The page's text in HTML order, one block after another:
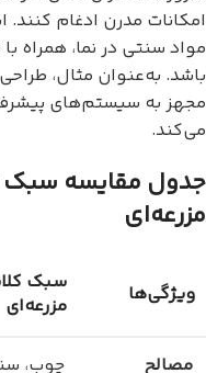
امکانات مدرن ادغام
مواد سنتی در نما، همراه
باشد. به‌عنوان مثال،
مجهز به سیستم‌های
می‌کند.
جدول مقایسه سبک
مزرعه‌ای
ویژگی‌ها
سبک
مزرعه‌ای
مصالح چوب،